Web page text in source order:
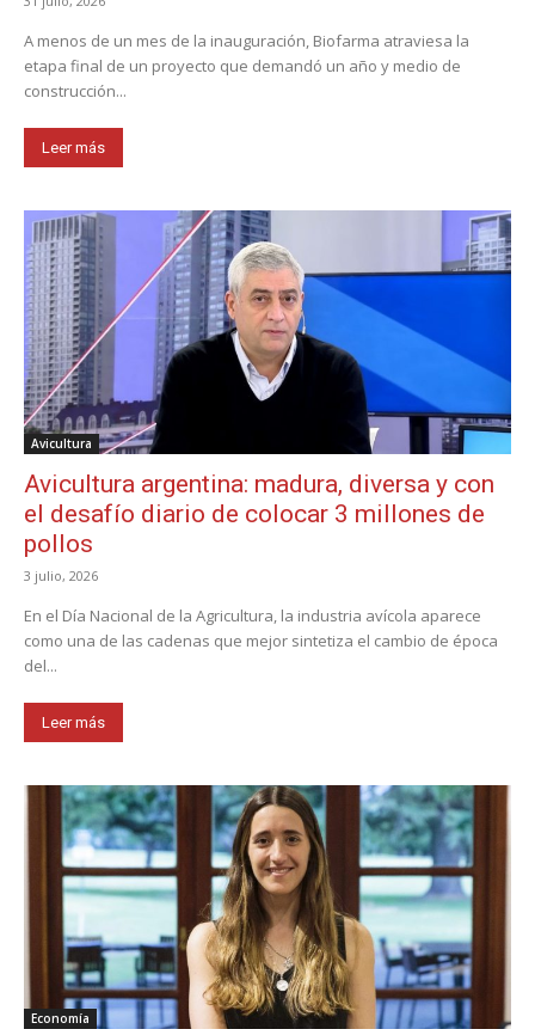
A menos de un mes de la inauguración, Biofarma atraviesa la
etapa final de un proyecto que demandó un año y medio de
construcción...
Leer más
Avicultura
Avicultura argentina: madura, diversa y con
el desafío diario de colocar 3 millones de
pollos
3 julio, 2026
En el Día Nacional de la Agricultura, la industria avícola aparece
como una de las cadenas que mejor sintetiza el cambio de época
del...
Leer más
Economía